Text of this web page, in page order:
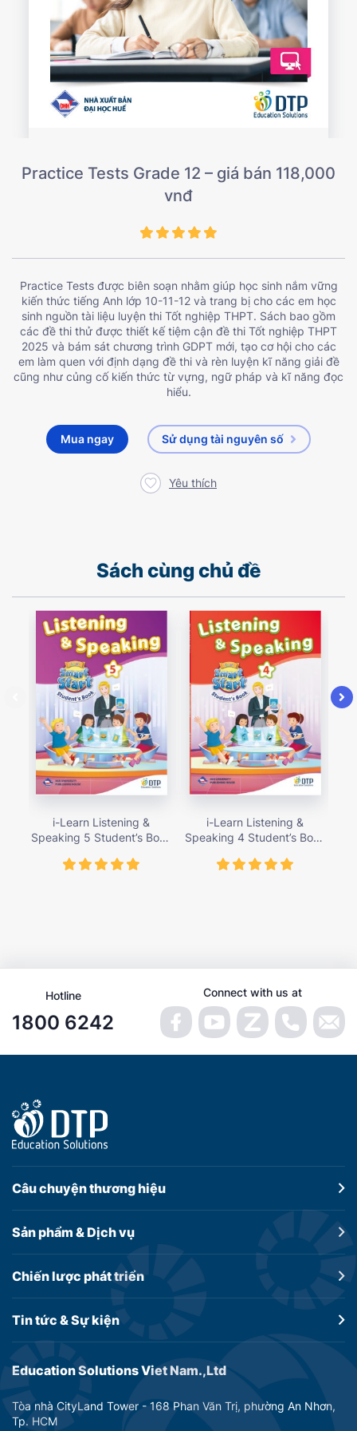
Practice Tests Grade 12 – giá bán 118,000
vnđ
Practice Tests được biên soạn nhằm giúp học sinh nắm vững
kiến thức tiếng Anh lớp 10-11-12 và trang bị cho các em học
sinh nguồn tài liệu luyện thi Tốt nghiệp THPT. Sách bao gồm
các đề thi thử được thiết kế tiệm cận đề thi Tốt nghiệp THPT
2025 và bám sát chương trình GDPT mới, tạo cơ hội cho các
em làm quen với định dạng đề thi và rèn luyện kĩ năng giải đề
cũng như củng cố kiến thức từ vựng, ngữ pháp và kĩ năng đọc
hiểu.
Mua ngay Sử dụng tài nguyên số
Yêu thích
Sách cùng chủ đề
i-Learn Listening &
Speaking 5 Student’s Book
i-Learn Listening &
Speaking 4 Student’s Book
Hotline
1800 6242
Connect with us at
Education Solutions Viet Nam.,Ltd
Tòa nhà CityLand Tower - 168 Phan Văn Trị, phường An Nhơn,
Tp. HCM
Câu chuyệnthương hiệu
Sản phẩm &Dịch vụ
Chiến lược phát triển
Tin tức &Sự kiện